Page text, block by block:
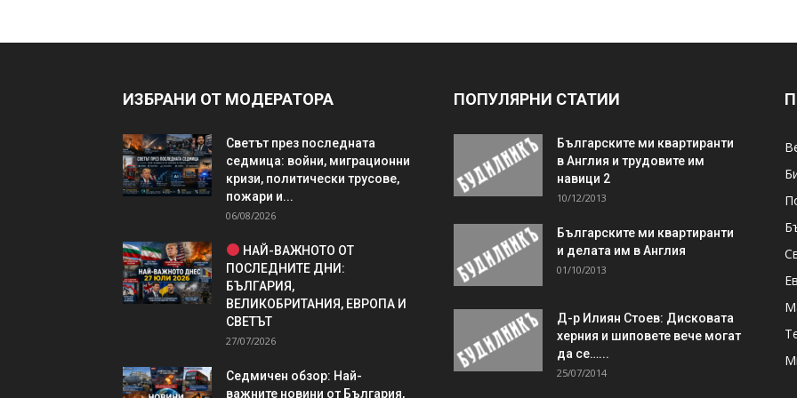
ИЗБРАНИ ОТ МОДЕРАТОРА
Светът през последната
седмица: войни, миграционни
кризи, политически трусове,
пожари и...
06/08/2026
НАЙ-ВАЖНОТО ОТ
ПОСЛЕДНИТЕ ДНИ:
БЪЛГАРИЯ,
ВЕЛИКОБРИТАНИЯ, ЕВРОПА И
СВЕТЪТ
27/07/2026
Седмичен обзор: Най-
важните новини от България,
ПОПУЛЯРНИ СТАТИИ
Българските ми квартиранти
в Англия и трудовите им
навици 2
10/12/2013
Българските ми квартиранти
и делата им в Англия
01/10/2013
Д-р Илиян Стоев: Дисковата
херния и шиповете вече могат
да се…...
25/07/2014